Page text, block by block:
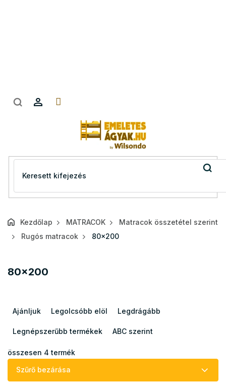
Kezdőlap MATRACOK
Matracok összetétel szerint
Rugós matracok
80x200
80x200
e
m
k
Ajánljuk Legolcsóbb elöl Legdrágább
Legnépszerűbb termékek ABC szerint
összesen 4 termék
Szűrő bezárása